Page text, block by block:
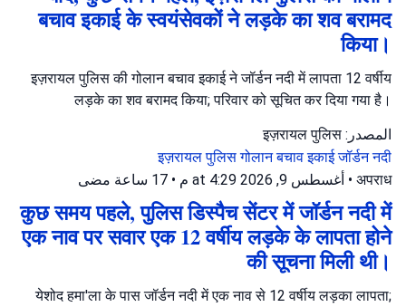
बचाव इकाई के स्वयंसेवकों ने लड़के का शव बरामद
किया।
इज़रायल पुलिस की गोलान बचाव इकाई ने जॉर्डन नदी में लापता 12 वर्षीय
लड़के का शव बरामद किया; परिवार को सूचित कर दिया गया है।
المصدر: इज़रायल पुलिस
इज़रायल पुलिसगोलान बचाव इकाईजॉर्डन नदी
अपराध
• أغسطس 9, 2026 at 4:29 م • 17 ساعة مضى
कुछ समय पहले, पुलिस डिस्पैच सेंटर में जॉर्डन नदी में
एक नाव पर सवार एक 12 वर्षीय लड़के के लापता होने
की सूचना मिली थी।
येशोद हमा'ला के पास जॉर्डन नदी में एक नाव से 12 वर्षीय लड़का लापता;